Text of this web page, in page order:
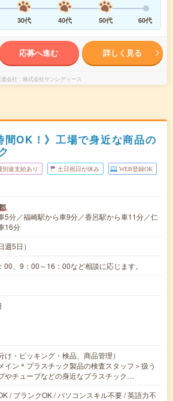
30代 40代 50代 60代
応募へ進む 詳しく見る
会社 株式会社サンレディース
間OK！》工場で身近な商品の
別途支給あり 土日祝日が休み WEB登録OK
5分／福崎駅から車9分／香呂駅から車11分／仁
16分
週5日）
00、9：00～16：00など相談に応じます。
け・ピッキング・検品、商品管理）
イン＊プラスチック製品の検査スタッフ＞扱う
やチューブなどの身近なプラスチック…
/ ブランクOK / パソコンスキル不要 / 英語力不